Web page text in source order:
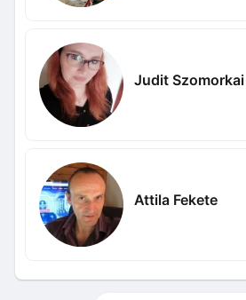
Judit
Attila Fekete